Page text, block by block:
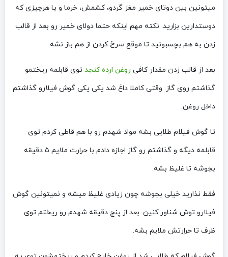
میتونین بین دوتای خمیر مغز گردو، کشمش، خرما و یا هرچیزی که
دوستدارین بزارید. نکته مهم اینکه حتما دولای خمیر رو بعد از قالب
زدن به هم بچسبونید تا موقع سرخ کردن از هم باز نشه.
بعد از قالب زدن مقدار کافی روغن ارده کنجد توی قابلمه ریختمو
گذاشتم روی گاز. وقتی کاملا داغ شد یکی یکی گوش فیلارو گذاشتم
داخل روغن.
تا گوش فیلام طلایی بشه مواد شهدم رو با هم قاطی کردم توی
قابلمه دیگه و گذاشتم رو گاز اجازه دادم با حرارت ملایم ۵ دقیقه
بجوشه تا غلیظ بشه.
فقط نذارید خیلی بجوشه چون زیادی غلیظ میشه و نمیتونین گوش
فیلارو توش شناور کنین. بعد از پنج دقیقه شهدم رو ریختم توی
ظرف تا حرارتش ملایم بشه.